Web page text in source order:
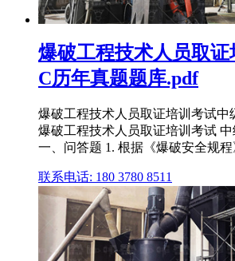
爆破工程技术人员取
C历年真题题库.pdf
爆破工程技术人员取证培训考试中
爆破工程技术人员取证培训考试
一、问答题 1. 根据《爆破安全规
联系电话: 180 3780 8511